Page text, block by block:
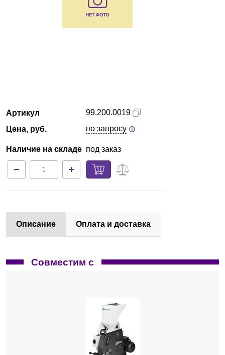
Производители
Доставка и оплата
Контакты
Артикул
Цена, руб.
Наличие на складе
99.200.0019
по запросу
под заказ
Описание Оплата и доставка
Совместим с